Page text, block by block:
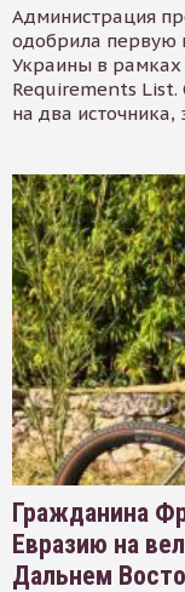
Администрация
одобрила первую
Украины в
Requirements List.
на два
Гражданина
Евразию на
Дальнем